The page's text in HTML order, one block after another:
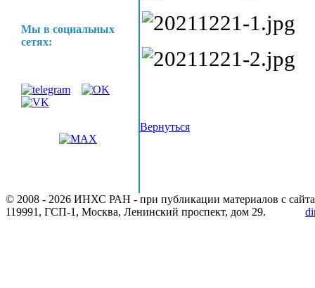
Мы в социальных
сетях:
Вернуться
© 2008 - 2026 ИНХС РАН - при публикации материалов с сайта
119991, ГСП-1, Москва, Ленинский проспект, дом 29.